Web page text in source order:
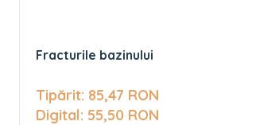
Fracturile bazinului
Tipărit: 85,47 RON
Digital: 55,50 RON